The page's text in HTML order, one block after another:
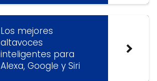
Los mejores
altavoces
inteligentes para
Alexa, Google y Siri